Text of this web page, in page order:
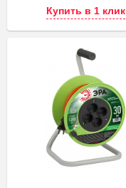
Купить в 1 клик